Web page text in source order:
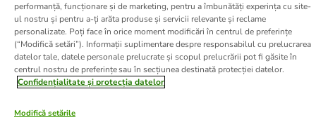
© zooplus SE2026
performanță, funcționare și de marketing, pentru a îmbunătăți experința cu site-
ul nostru și pentru a-ți arăta produse și servicii relevante și reclame
personalizate. Poți face în orice moment modificări în centrul de preferințe
(“Modifică setări”). Informații suplimentare despre responsabilul cu prelucrarea
datelor tale, datele personale prelucrate și scopul prelucrării pot fi găsite în
centrul nostru de preferințe sau în secțiunea destinată protecției datelor.
Confidențialitate și protecția datelor
Modifică setările